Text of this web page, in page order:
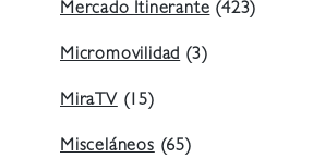
Mercado Itinerante(423)
Micromovilidad(3)
MiraTV(15)
Misceláneos(65)